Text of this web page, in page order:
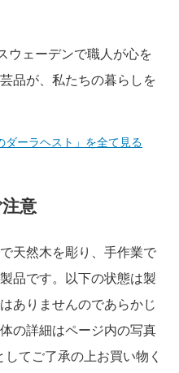
ウェーデンで職人が心を
品が、私たちの暮らしを
ダーラヘスト」を全て見る
意
天然木を彫り、手作業で
品です。以下の状態は製
ありませんのであらかじ
の詳細はページ内の写真
てご了承の上お買い物く